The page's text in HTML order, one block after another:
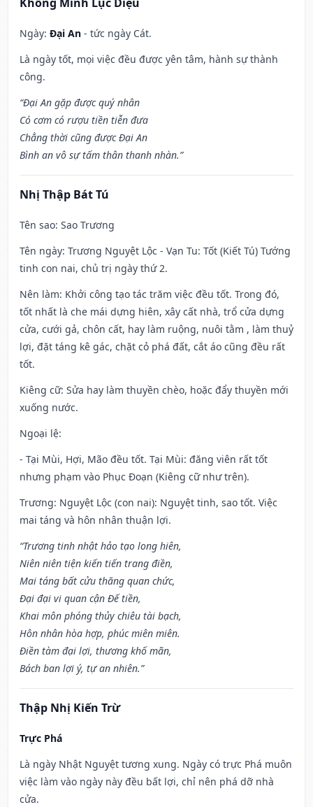
Ngày: Đại An - tức ngày Cát.
Là ngày tốt, mọi việc đều được yên tâm, hành sự thành
công.
“Đại An gặp được quý nhân
Có cơm có rượu tiền tiễn đưa
Chẳng thời cũng được Đại An
Bình an vô sự tấm thân thanh nhàn.”
Nhị Thập Bát Tú
Tên sao: Sao Trương
Tên ngày: Trương Nguyệt Lộc - Vạn Tu: Tốt (Kiết Tú) Tướng
tinh con nai, chủ trị ngày thứ 2.
Nên làm: Khởi công tạo tác trăm việc đều tốt. Trong đó,
tốt nhất là che mái dựng hiên, xây cất nhà, trổ cửa dựng
cửa, cưới gả, chôn cất, hay làm ruộng, nuôi tằm , làm thuỷ
lợi, đặt táng kê gác, chặt cỏ phá đất, cắt áo cũng đều rất
tốt.
Kiêng cữ: Sửa hay làm thuyền chèo, hoặc đẩy thuyền mới
xuống nước.
Ngoại lệ:
- Tại Mùi, Hợi, Mão đều tốt. Tại Mùi: đăng viên rất tốt
nhưng phạm vào Phục Đoạn (Kiêng cữ như trên).
Trương: Nguyệt Lộc (con nai): Nguyệt tinh, sao tốt. Việc
mai táng và hôn nhân thuận lợi.
“Trương tinh nhật hảo tạo long hiên,
Niên niên tiện kiến tiến trang điền,
Mai táng bất cửu thăng quan chức,
Đại đại vi quan cận Đế tiền,
Khai môn phóng thủy chiêu tài bạch,
Hôn nhân hòa hợp, phúc miên miên.
Điền tàm đại lợi, thương khố mãn,
Bách ban lợi ý, tự an nhiên.”
Thập Nhị Kiến Trừ
Trực Phá
Là ngày Nhật Nguyệt tương xung. Ngày có trực Phá muôn
việc làm vào ngày này đều bất lợi, chỉ nên phá dỡ nhà
cửa.